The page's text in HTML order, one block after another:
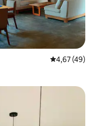
Prosječna
4,67 (49)